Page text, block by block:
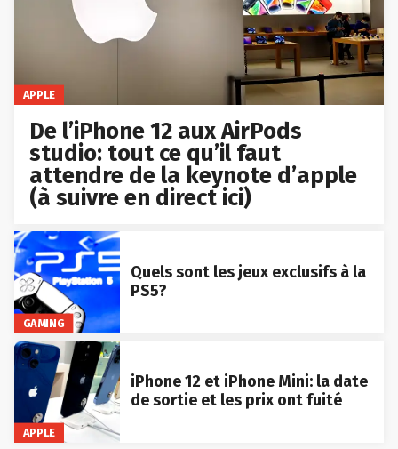
APPLE
De l’iPhone 12 aux AirPods
studio: tout ce qu’il faut
attendre de la keynote d’apple
(à suivre en direct ici)
GAMING
Quels sont les jeux exclusifs à la
PS5?
APPLE
iPhone 12 et iPhone Mini: la date
de sortie et les prix ont fuité